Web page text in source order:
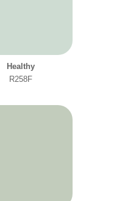
Healthy
R258F